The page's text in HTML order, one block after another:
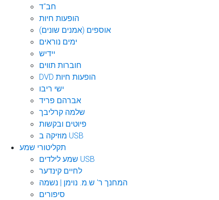
חב"ד
הופעות חיות
אוספים (אמנים שונים)
ימים נוראים
יידיש
חוברות תווים
DVD הופעות חיות
ישי ריבו
אברהם פריד
שלמה קרליבך
פיוטים ובקשות
מוזיקה ב USB
תקליטורי שמע
שמע לילדים USB
לחיים קינדער
המחנך ר' ש.מ. נוימן | נשמה
סיפורים